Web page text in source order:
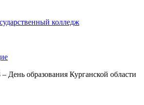
колледж
День образования Курганской области